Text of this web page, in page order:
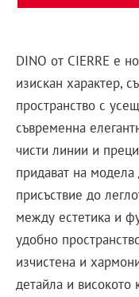
DINO от CIERRE е
изискан характер,
пространство с
съвременна
чисти линии и
придават на
присъствие до
между естетика и
удобно
изчистена и
детайла и високото